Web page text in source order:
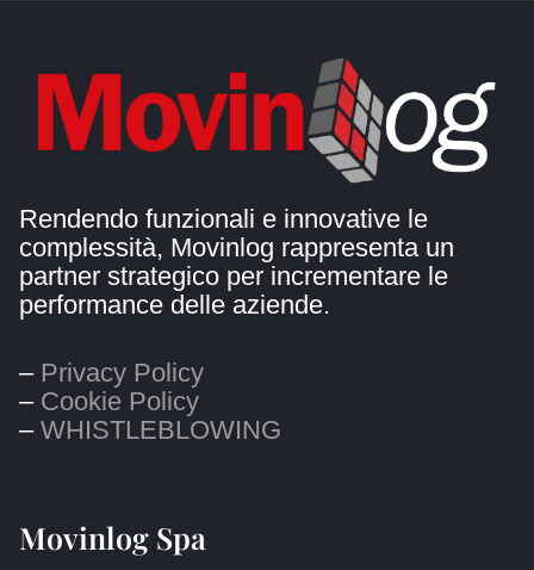
Rendendo funzionali e innovative le
complessità, Movinlog rappresenta un
partner strategico per incrementare le
performance delle aziende.
– Privacy Policy
– Cookie Policy
– WHISTLEBLOWING
Movinlog Spa